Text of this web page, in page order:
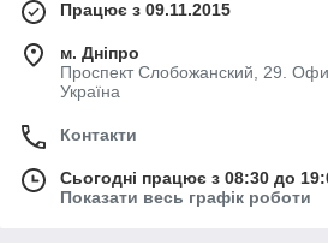
Працює з 09.11.2015
м. Дніпро
Проспект Слобожанский, 29.
Україна
Контакти
Сьогодні працює з 08:30 до
Показати весь графік роботи